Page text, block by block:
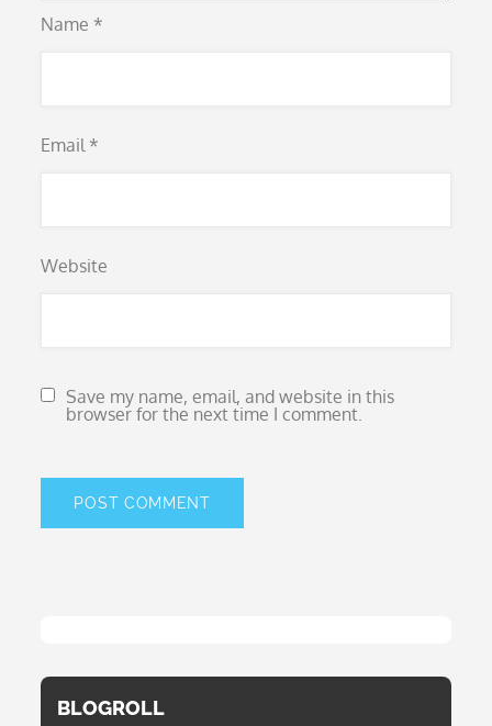
Name *
Email *
Website
Save my name, email, and website in this
browser for the next time I comment.
BLOGROLL